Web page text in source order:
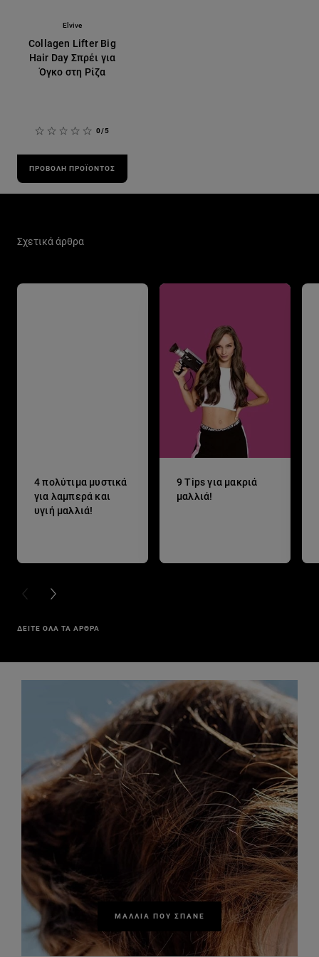
Elvive
Collagen Lifter Big
Hair Day Σπρέι για
Όγκο στη Ρίζα
0/5
ΠΡΟΒΟΛΉ ΠΡΟΪΌΝΤΟΣ
Σχετικά άρθρα
4 πολύτιμα μυστικά
για λαμπερά και
υγιή μαλλιά!
9 Tips για μακριά
μαλλιά!
PREVIOUS CARD
NEXT CARD
ΔΕΙΤΕ ΟΛΑ ΤΑ ΑΡΘΡΑ
ΜΑΛΛΙΆ ΠΟΥ ΣΠΆΝΕ